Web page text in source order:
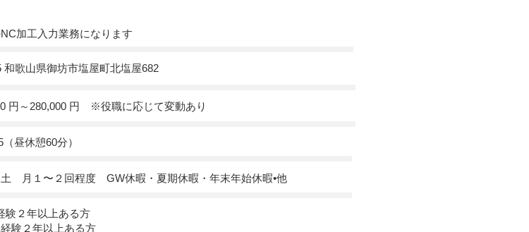
加工入力業務になります
和歌山県御坊市塩屋町北塩屋682
円～280,000 円 ※役職に応じて変動あり
（昼休憩60分）
土 月１〜２回程度 GW休暇・夏期休暇・年末年始休暇•他
験２年以上ある方
経験２年以上ある方